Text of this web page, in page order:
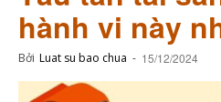
hành vi này
Bởi Luat su bao chua - 15/12/2024